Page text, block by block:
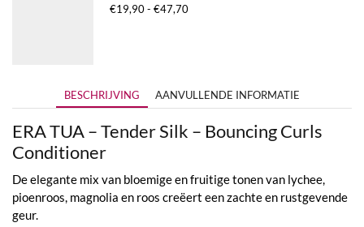
€19,90- €47,70Prijsklasse:
BESCHRIJVING AANVULLENDE INFORMATIE
ERA TUA – Tender Silk – Bouncing Curls
Conditioner
De elegante mix van bloemige en fruitige tonen van lychee,
pioenroos, magnolia en roos creëert een zachte en rustgevende
geur.